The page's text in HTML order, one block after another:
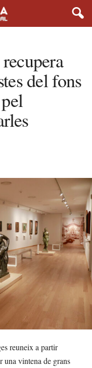
del fons
reuneix a partir
una vintena de grans